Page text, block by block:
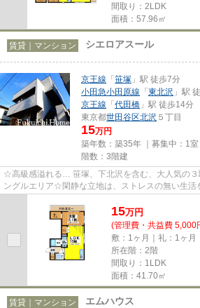
間取り：2LDK
面積：57.96㎡
賃貸｜マンション シエロアスール
京王線 「笹塚 」駅 徒歩7分
小田急小田原線 「東北沢 」駅
京王線 「代田橋 」駅 徒歩14分
東京都世田谷区北沢 ５丁目
15万円
築年数：築35年 ｜募集中： 1室
階数：3階建
☆高級感溢れる… 笹塚、下北沢を含む、大人気の３
ングルエリア☆閑静な立地は、ストレスの無い生活
15万円
(管理費・共益費 5,000
敷：1ヶ月｜礼：1ヶ月
所在階：2階
間取り：1LDK
面積：41.70㎡
賃貸｜マンション エムハウス